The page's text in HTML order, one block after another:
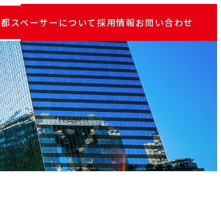
スペーサーについて採用情報お問い合わせ